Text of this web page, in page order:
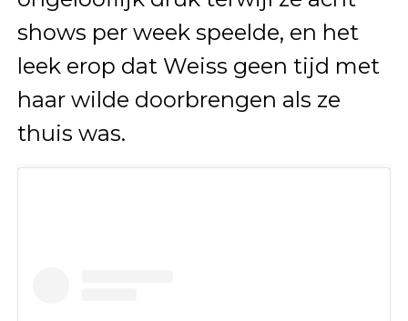
shows per week speelde, en het
leek erop dat Weiss geen tijd met
haar wilde doorbrengen als ze
thuis was.